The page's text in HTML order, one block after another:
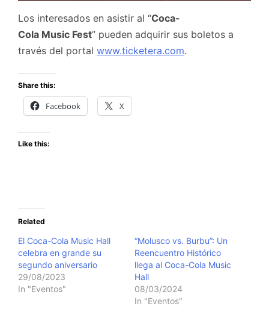
Los interesados en asistir al “Coca-
Cola Music Fest” pueden adquirir sus boletos a
través del portal www.ticketera.com.
Share this:
Facebook X
Like this:
Related
El Coca-Cola Music Hall
celebra en grande su
segundo aniversario
29/08/2023
In "Eventos"
“Molusco vs. Burbu”: Un
Reencuentro Histórico
llega al Coca-Cola Music
Hall
08/03/2024
In "Eventos"